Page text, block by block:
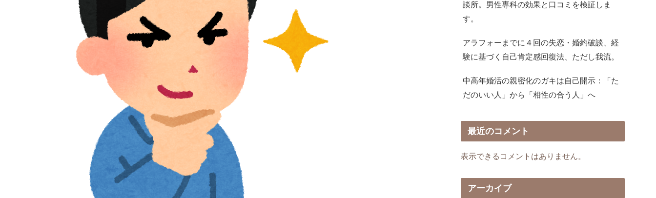
談所。男性専科の効果と口コミを検証しま
す。
アラフォーまでに４回の失恋・婚約破談、経
験に基づく自己肯定感回復法、ただし我流。
中高年婚活の親密化のガキは自己開示：「た
だのいい人」から「相性の合う人」へ
最近のコメント
表示できるコメントはありません。
アーカイブ